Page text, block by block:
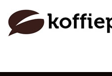
Machines voor